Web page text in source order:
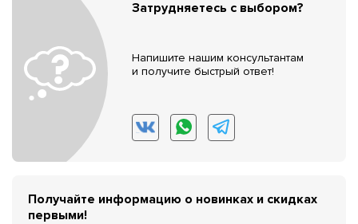
Затрудняетесь с выбором?
Напишите нашим консультантам
и получите быстрый ответ!
Получайте информацию о новинках и скидках
первыми!